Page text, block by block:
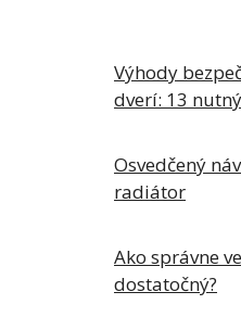
Výhody
dverí: 13
Osvedčený
radiátor
Ako správne
dostatočný?